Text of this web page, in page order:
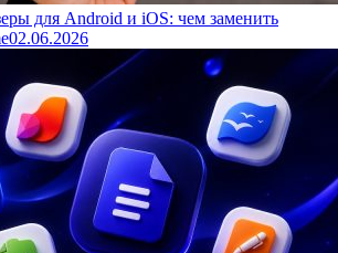
для Android и iOS: чем заменить
02.06.2026